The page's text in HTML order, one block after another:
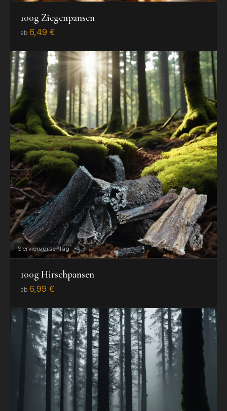
100g Ziegenpansen
ab 6,49 €
100g Hirschpansen
ab 6,99 €